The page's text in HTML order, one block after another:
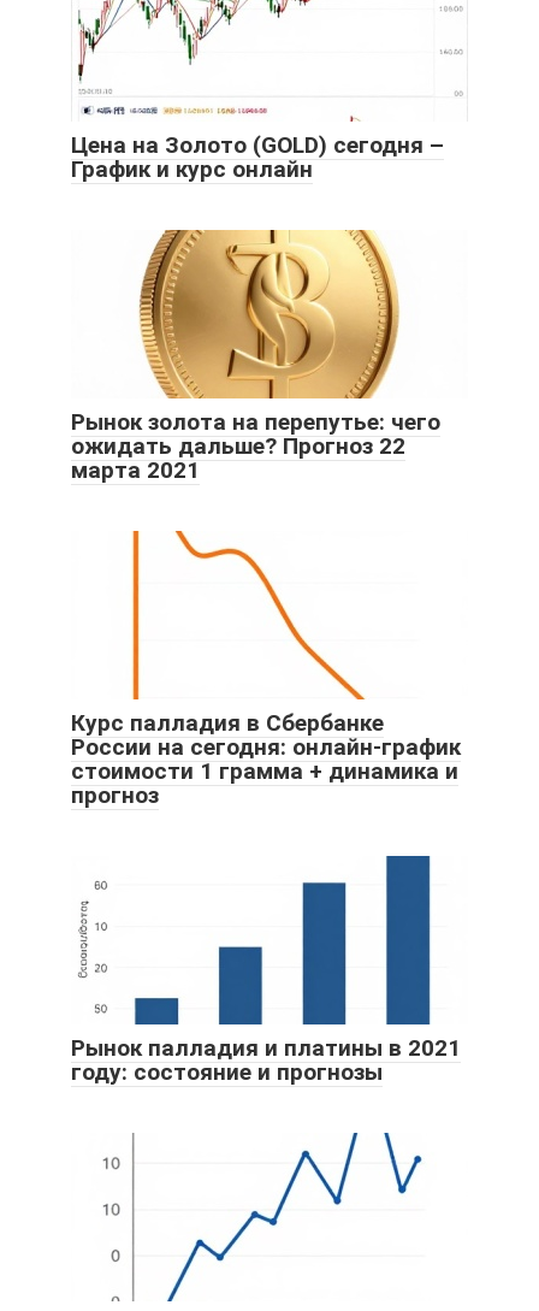
Цена на Золото (GOLD) сегодня –
График и курс онлайн
Рынок золота на перепутье: чего
ожидать дальше? Прогноз 22
марта 2021
Курс палладия в Сбербанке
России на сегодня: онлайн-график
стоимости 1 грамма + динамика и
прогноз
Рынок палладия и платины в 2021
году: состояние и прогнозы